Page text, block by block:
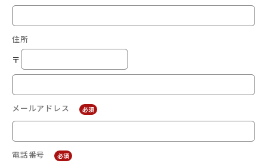
住所
〒
メールアドレス 必須
電話番号 必須